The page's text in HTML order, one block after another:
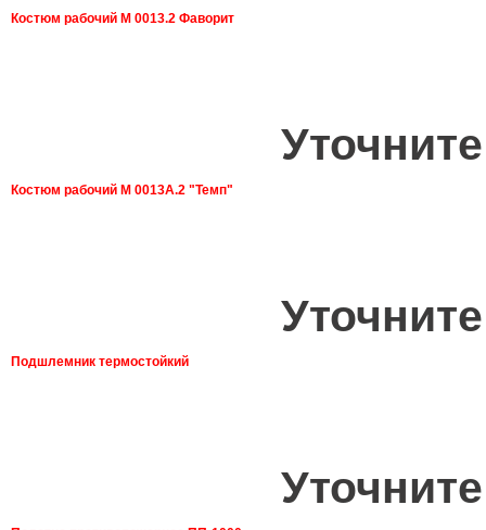
Костюм рабочий М 0013.2 Фаворит
Костюм рабочий М 0013А.2 "Темп"
Подшлемник термостойкий